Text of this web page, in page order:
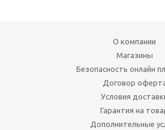
О компании
Магазины
Безопасность онлайн
Договор
Условия
Гарантия на
Дополнительные